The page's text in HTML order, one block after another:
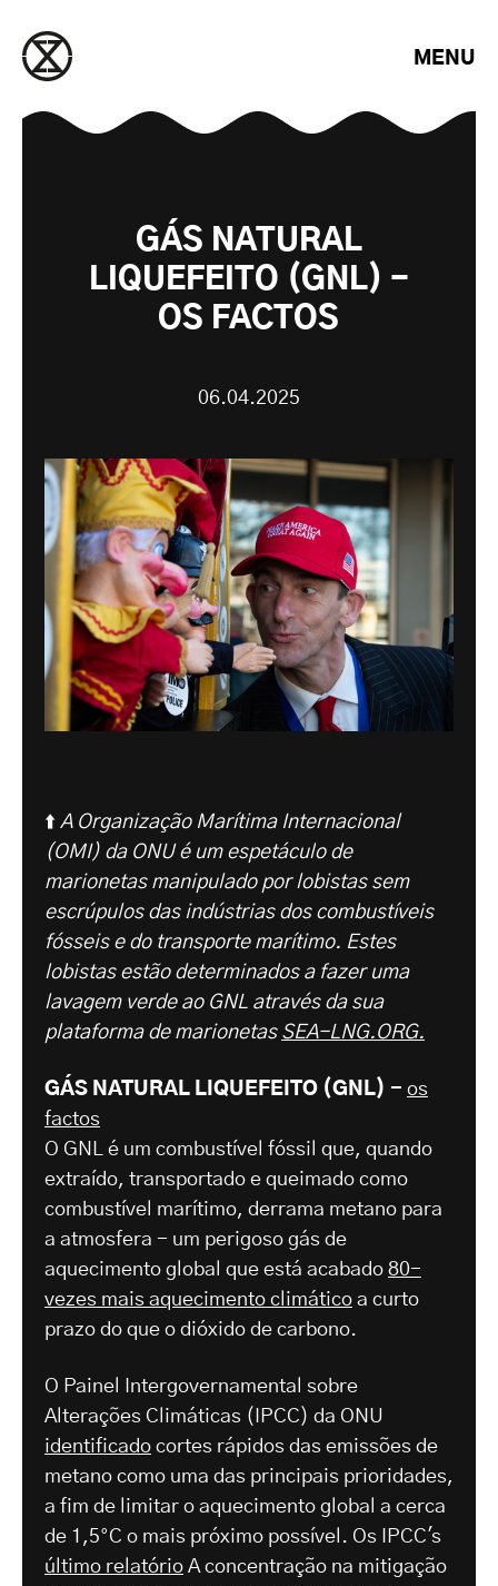
MENU
GÁS NATURAL
LIQUEFEITO (GNL) -
OS FACTOS
06.04.2025
⬆️ A Organização Marítima Internacional
(OMI) da ONU é um espetáculo de
marionetas manipulado por lobistas sem
escrúpulos das indústrias dos combustíveis
fósseis e do transporte marítimo. Estes
lobistas estão determinados a fazer uma
lavagem verde ao GNL através da sua
plataforma de marionetas SEA-LNG.ORG.
GÁS NATURAL LIQUEFEITO (GNL) - os
factos
O GNL é um combustível fóssil que, quando
extraído, transportado e queimado como
combustível marítimo, derrama metano para
a atmosfera - um perigoso gás de
aquecimento global que está acabado 80-
vezes mais aquecimento climático a curto
prazo do que o dióxido de carbono.
O Painel Intergovernamental sobre
Alterações Climáticas (IPCC) da ONU
identificado cortes rápidos das emissões de
metano como uma das principais prioridades,
a fim de limitar o aquecimento global a cerca
de 1,5°C o mais próximo possível. Os IPCC's
último relatório A concentração na mitigação